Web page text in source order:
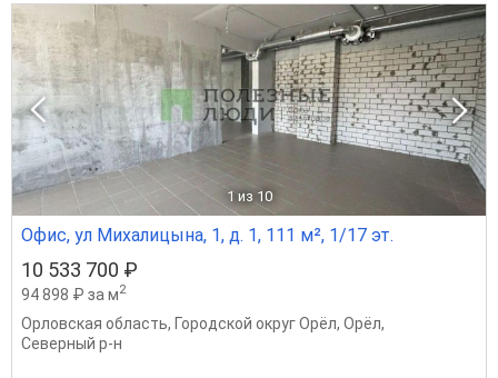
1 из 10
Офис, ул Михалицына, 1, д. 1, 111 м², 1/17 эт.
10 533 700 ₽
94 898 ₽ за м2
Орловская область, Городской округ Орёл, Орёл,
Северный р-н